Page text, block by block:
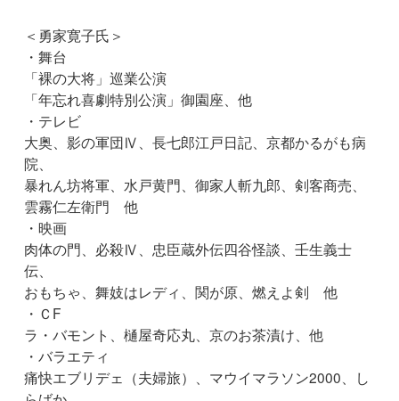
＜勇家寛子氏＞
・舞台
「裸の大将」巡業公演
「年忘れ喜劇特別公演」御園座、他
・テレビ
大奥、影の軍団Ⅳ、長七郎江戸日記、京都かるがも病
院、
暴れん坊将軍、水戸黄門、御家人斬九郎、剣客商売、
雲霧仁左衛門 他
・映画
肉体の門、必殺Ⅳ、忠臣蔵外伝四谷怪談、壬生義士
伝、
おもちゃ、舞妓はレディ、関が原、燃えよ剣 他
・ＣF
ラ・バモント、樋屋奇応丸、京のお茶漬け、他
・バラエティ
痛快エブリデェ（夫婦旅）、マウイマラソン2000、し